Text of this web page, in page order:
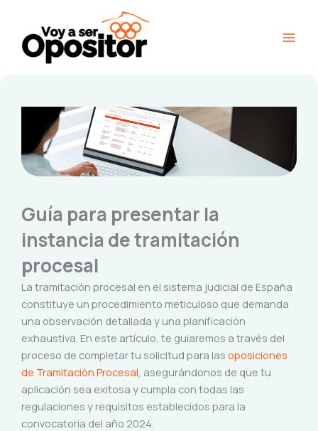
contenido
Guía para presentar la
instancia de tramitación
procesal
La tramitación procesal en el sistema judicial de España
constituye un procedimiento meticuloso que demanda
una observación detallada y una planificación
exhaustiva. En este artículo, te guiaremos a través del
proceso de completar tu solicitud para las oposiciones
de Tramitación Procesal, asegurándonos de que tu
aplicación sea exitosa y cumpla con todas las
regulaciones y requisitos establecidos para la
convocatoria del año 2024.